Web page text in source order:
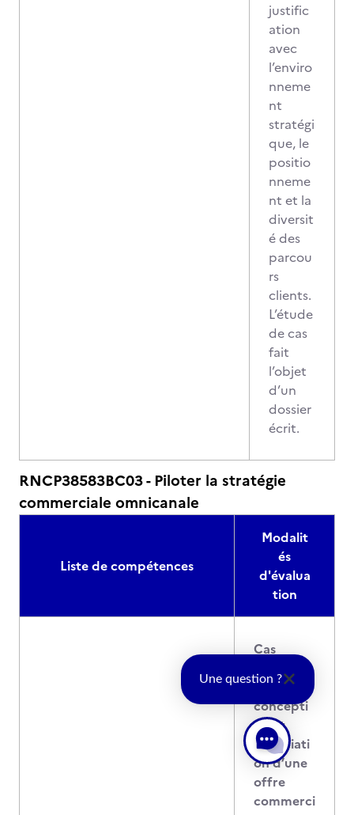
justific
ation
avec
l’enviro
nneme
nt
stratégi
que, le
positio
nneme
nt et la
diversit
é des
parcou
rs
clients.
L’étude
de cas
fait
l’objet
d’un
dossier
écrit.
RNCP38583BC03 - Piloter la stratégie
commerciale omnicanale
Liste de compétences
Modalit
és
d'évalua
tion
Cas
pratique
: Analyse,
concepti
on et
négociati
on d’une
offre
commerci
Une question ?